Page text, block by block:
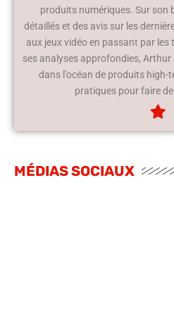
produits numériques. Sur son
détaillés et des avis sur les
aux jeux vidéo en passant par les
ses analyses approfondies,
dans l’océan de produits
pratiques pour faire
MÉDIAS SOCIAUX